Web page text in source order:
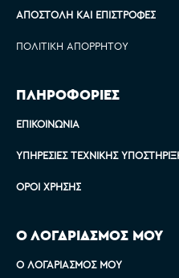
ΑΠΟΣΤΟΛΉ ΚΑΙ ΕΠΙΣΤΡΟΦΈΣ
ΠΟΛΙΤΙΚΉ ΑΠΟΡΡΉΤΟΥ
ΠΛΗΡΟΦΟΡΙΕΣ
ΕΠΙΚΟΙΝΩΝΊΑ
ΥΠΗΡΕΣΊΕΣ ΤΕΧΝΙΚΉΣ
ΌΡΟΙ ΧΡΉΣΗΣ
Ο ΛΟΓΑΡΙΑΣΜΟΣ ΜΟΥ
Ο ΛΟΓΑΡΙΑΣΜΌΣ ΜΟΥ